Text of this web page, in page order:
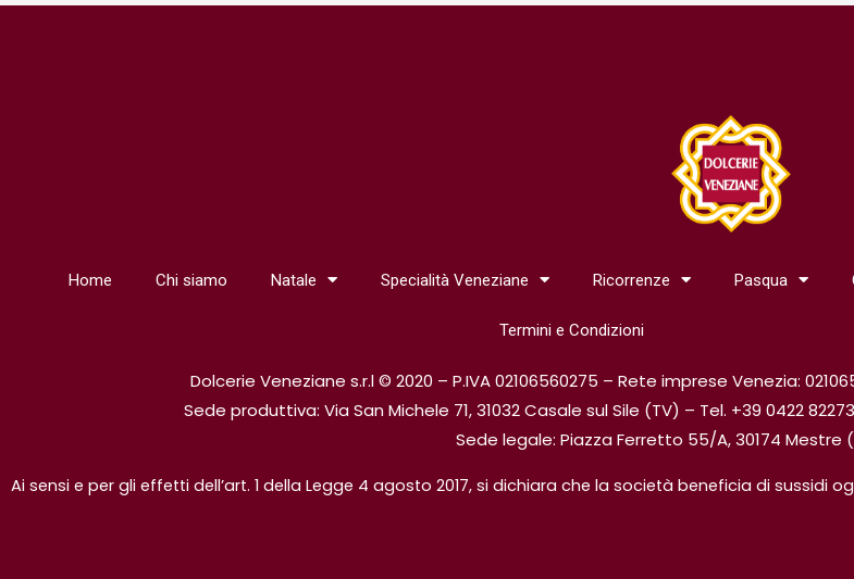
Home Chi siamo Natale Specialità Veneziane Ricorrenze Pasqua
Termini e Condizioni
Dolcerie Veneziane s.r.l © 2020 – P.IVA 02106560275 – Rete imprese Venezia:
Sede produttiva: Via San Michele 71, 31032 Casale sul Sile (TV) – Tel. +39 0422
Sede legale: Piazza Ferretto 55/A, 30174 Mestre
Ai sensi e per gli effetti dell’art. 1 della Legge 4 agosto 2017, si dichiara che la società beneficia di sussidi